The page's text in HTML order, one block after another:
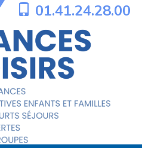
01.41.24.28.00